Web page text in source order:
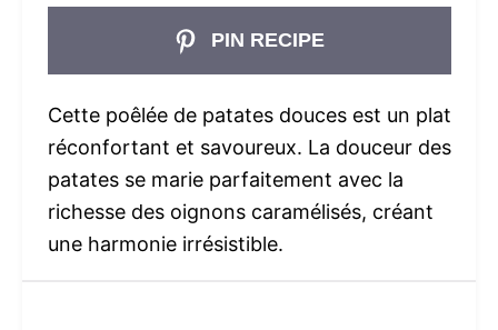
PIN RECIPE
Cette poêlée de patates douces est un plat
réconfortant et savoureux. La douceur des
patates se marie parfaitement avec la
richesse des oignons caramélisés, créant
une harmonie irrésistible.